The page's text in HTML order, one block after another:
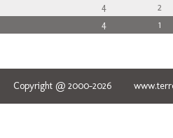
4
2
4 1
Copyright @ 2000-2026